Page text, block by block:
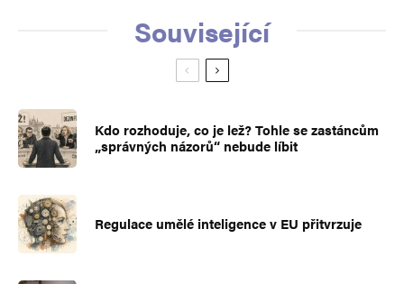
Související
Kdo rozhoduje, co je lež? Tohle se zastáncům
„správných názorů“ nebude líbit
Regulace umělé inteligence v EU přitvrzuje